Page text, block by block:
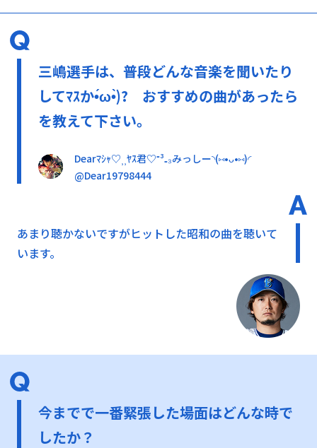
三嶋選手は、普段どんな音楽を聞いたり
してﾏｽか•́ω•̀)? おすすめの曲があったら
を教えて下さい。
Dearﾏｼｬ♡⸒⸒ﾔｽ君♡⁼³₌₃みっしー◝(⑅•ᴗ•⑅)◜
@Dear19798444
あまり聴かないですがヒットした昭和の曲を聴いて
います。
今までで一番緊張した場面はどんな時で
したか？